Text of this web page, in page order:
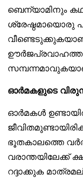
ബെന്യാമിനും
ശ്രേഷ്ഠമായൊരു
ഓർമകളുടെ
ഓർമകൾ
ഭൂതകാലത്തെ
വരാന്തയിലേക്ക്
റദ്ദാക്കുക